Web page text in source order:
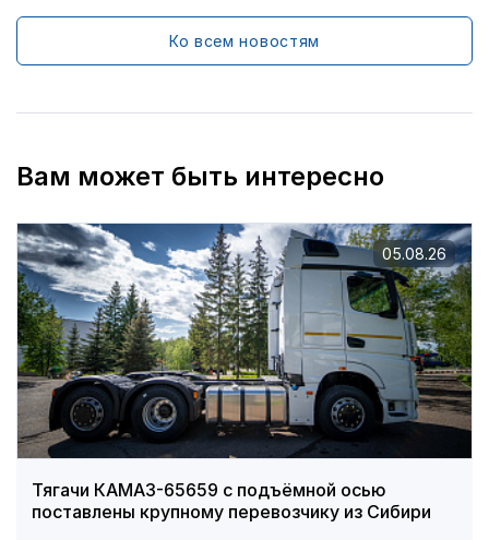
Ко всем новостям
Вам может быть интересно
Тягачи КАМАЗ-65659 с подъёмной осью
поставлены крупному перевозчику из Сибири
05.08.26